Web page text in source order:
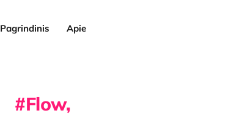
Pagrindinis Apie
Flow,